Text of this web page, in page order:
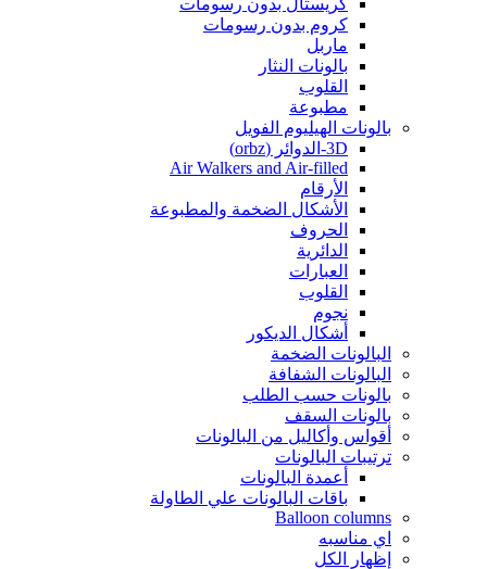
كروم بدون رسومات
ماربل
بالونات النثار
القلوب
مطبوعة
بالونات الهيليوم الفويل
3D-الدوائر (orbz)
Air Walkers and Air-filled
الأرقام
الأشكال الضخمة والمطبوعة
الحروف
الدائرية
العبارات
القلوب
نجوم
أشكال الديكور
البالونات الضخمة
البالونات الشفافة
بالونات حسب الطلب
بالونات السقف
أقواس وأكاليل من البالونات
ترتيبات البالونات
أعمدة البالونات
باقات البالونات علي الطاولة
Balloon columns
اي مناسبه
إظهار الكل